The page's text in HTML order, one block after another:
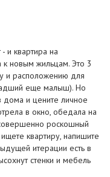
и квартира на
к новым жильцам. Это 3
и расположению для
еще малыш). Но
дома и цените личное
в окно, обедала на
роскошный
квартиру, напишите
итерации есть в
стенки и мебель